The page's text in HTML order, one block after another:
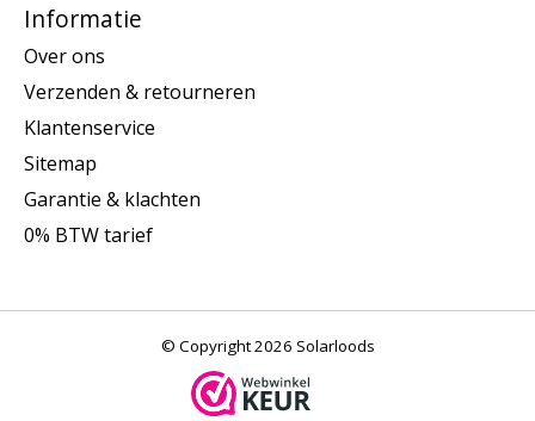
Informatie
Over ons
Verzenden & retourneren
Klantenservice
Sitemap
Garantie & klachten
0% BTW tarief
© Copyright 2026 Solarloods